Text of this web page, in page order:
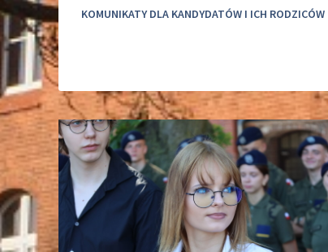
KOMUNIKATY DLA KANDYDATÓW I ICH RODZICÓW